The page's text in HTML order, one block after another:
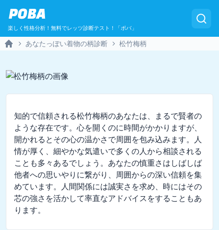
POBA
楽しく性格分析！無料でレッツ診断テスト！「ポバ」
あなたっぽい着物の柄診断 松竹梅柄
知的で信頼される松竹梅柄のあなたは、まるで賢者の
ような存在です。心を開くのに時間がかかりますが、
開かれるとその心の温かさで周囲を包み込みます。人
情が厚く、細やかな気遣いで多くの人から相談される
ことも多々あるでしょう。あなたの慎重さはしばしば
他者への思いやりに繋がり、周囲からの深い信頼を集
めています。人間関係には誠実さを求め、時にはその
芯の強さを活かして率直なアドバイスをすることもあ
ります。